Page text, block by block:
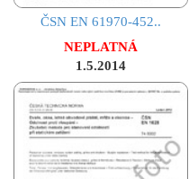
ČSN EN 61970-452..
NEPLATNÁ
1.5.2014